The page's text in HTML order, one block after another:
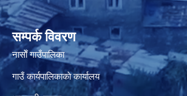
सम्पर्क विवरण
नासाेँ गाउँपालिका
गाउँ कार्यपालिकाकाे कार्यालय